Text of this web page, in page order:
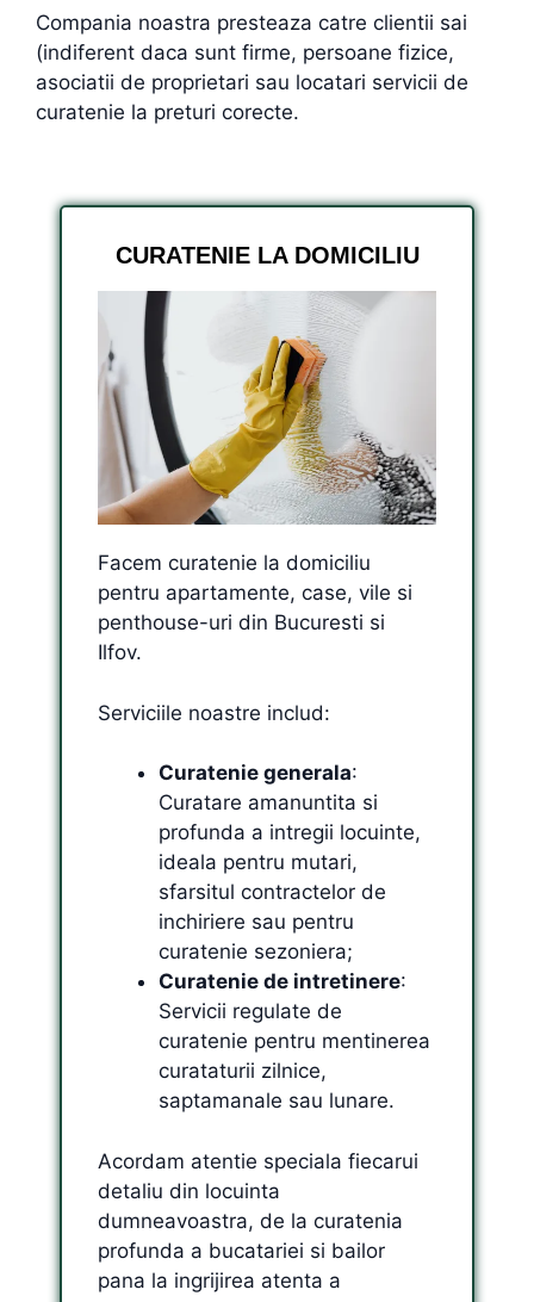
Compania noastra presteaza catre clientii sai
(indiferent daca sunt firme, persoane fizice,
asociatii de proprietari sau locatari servicii de
curatenie la preturi corecte.
CURATENIE LA DOMICILIU
Facem curatenie la domiciliu
pentru apartamente, case, vile si
penthouse-uri din Bucuresti si
Ilfov.
Serviciile noastre includ:
Curatenie generala:
Curatare amanuntita si
profunda a intregii locuinte,
ideala pentru mutari,
sfarsitul contractelor de
inchiriere sau pentru
curatenie sezoniera;
Curatenie de intretinere:
Servicii regulate de
curatenie pentru mentinerea
curataturii zilnice,
saptamanale sau lunare.
Acordam atentie speciala fiecarui
detaliu din locuinta
dumneavoastra, de la curatenia
profunda a bucatariei si bailor
pana la ingrijirea atenta a